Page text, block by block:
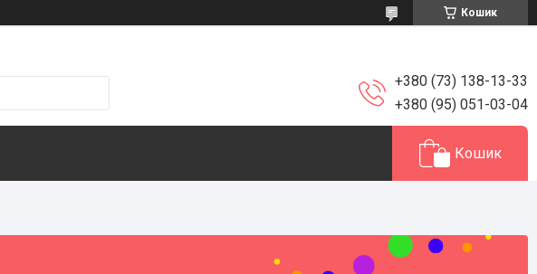
Кошик
+380 (73) 138-13-33
+380 (95) 051-03-04
Кошик